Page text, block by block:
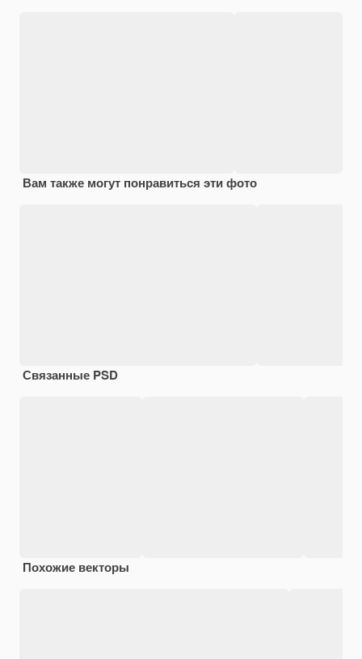
Вам также могут понравиться эти фото
Связанные PSD
Похожие векторы